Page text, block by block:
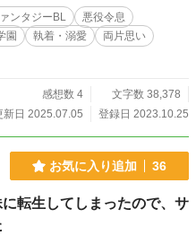
ンタジーBL
悪役令息
園 執着・溺愛
両片思い
感想数 4
文字数 38,378
新日 2025.07.05
登録日 2023.10.25
お気に入り追加 36
転生してしまったので、サ